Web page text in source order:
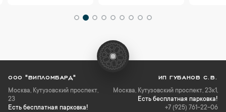
ООО "ВИПЛОМБАРД"
Москва, Кутузовский проспект,
23
Есть бесплатная парковка!
ИП ГУБАНОВ С.В.
Москва, Кутузовский проспект, 23к1,
Есть бесплатная парковка!
+7 (925) 761-22-06